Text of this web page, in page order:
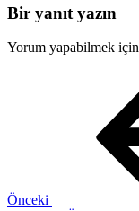
Bir yanıt yazın
Yorum yapabilmek için
Önceki